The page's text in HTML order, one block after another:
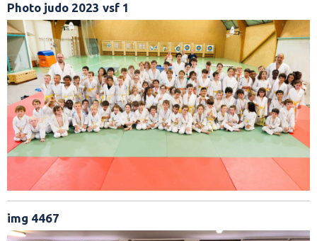
Photo judo 2023 vsf 1
img 4467